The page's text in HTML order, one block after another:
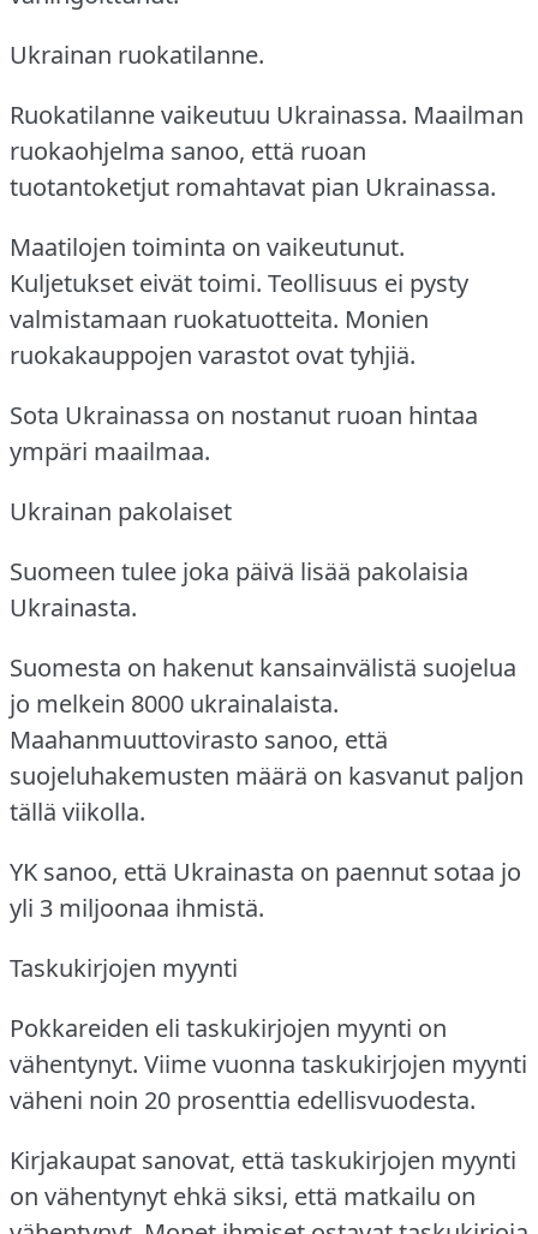
Ukrainan ruokatilanne.
Ruokatilanne vaikeutuu Ukrainassa. Maailman
ruokaohjelma sanoo, että ruoan
tuotantoketjut romahtavat pian Ukrainassa.
Maatilojen toiminta on vaikeutunut.
Kuljetukset eivät toimi. Teollisuus ei pysty
valmistamaan ruokatuotteita. Monien
ruokakauppojen varastot ovat tyhjiä.
Sota Ukrainassa on nostanut ruoan hintaa
ympäri maailmaa.
Ukrainan pakolaiset
Suomeen tulee joka päivä lisää pakolaisia
Ukrainasta.
Suomesta on hakenut kansainvälistä suojelua
jo melkein 8000 ukrainalaista.
Maahanmuuttovirasto sanoo, että
suojeluhakemusten määrä on kasvanut paljon
tällä viikolla.
YK sanoo, että Ukrainasta on paennut sotaa jo
yli 3 miljoonaa ihmistä.
Taskukirjojen myynti
Pokkareiden eli taskukirjojen myynti on
vähentynyt. Viime vuonna taskukirjojen myynti
väheni noin 20 prosenttia edellisvuodesta.
Kirjakaupat sanovat, että taskukirjojen myynti
on vähentynyt ehkä siksi, että matkailu on